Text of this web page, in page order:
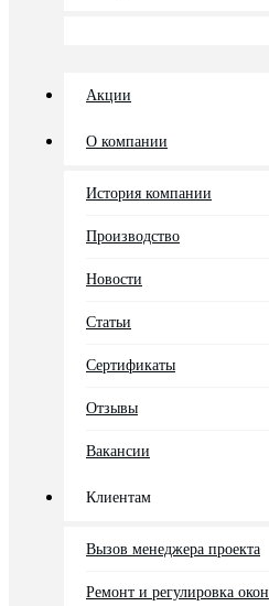
Акции
О компании
История компании
Производство
Новости
Статьи
Сертификаты
Отзывы
Вакансии
Клиентам
Вызов менеджера проекта
Ремонт и регулировка окон